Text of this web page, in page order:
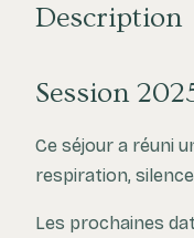
Description
Session
Ce séjour a réuni
respiration,
Les prochaines